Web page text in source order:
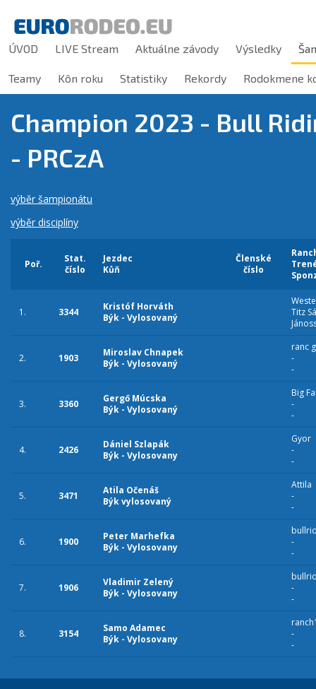
ÚVOD LIVE Stream Aktuálne závody Výsledky
Teamy Kôn roku Statistiky Rekordy Rodokmene
Champion 2023 - Bull
- PRCzA
výběr šampionátu
výběr disciplíny
Poř.
Stat.
číslo
Jezdec
Kůň
Členské
číslo
1. 3344
Kristóf Horváth
Býk - Vylosovaný
Titz
2. 1903
Miroslav Chnapek
Býk - Vylosovaný
ranc
-
-
3. 3360
Gergő Múcska
Býk - Vylosovaný
Big
-
-
4. 2426
Dániel Szlapák
Býk - Vylosovany
Gyor
-
-
5. 3471
Atila Očenáš
Býk vylosovaný
Attila
-
-
6. 1900
Peter Marhefka
Býk - Vylosovany
-
-
7. 1906
Vladimir Zelený
Býk - Vylosovany
-
-
8. 3154
Samo Adamec
Býk - Vylosovany
-
-